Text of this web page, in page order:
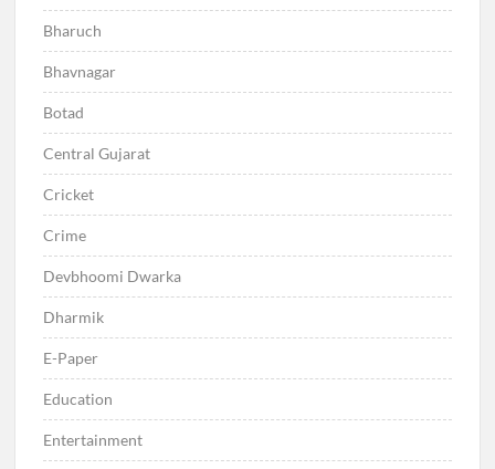
Bharuch
Bhavnagar
Botad
Central Gujarat
Cricket
Crime
Devbhoomi Dwarka
Dharmik
E-Paper
Education
Entertainment